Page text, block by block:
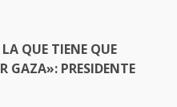
QUE TIENE QUE
GAZA»: PRESIDENTE